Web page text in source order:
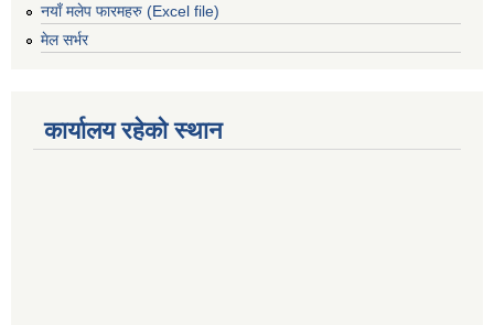
नयाँ मलेप फारमहरु (Excel file)
मेल सर्भर
कार्यालय रहेको स्थान